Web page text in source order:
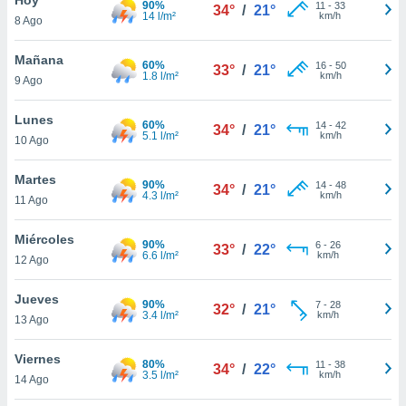
en
más
nuestra
de
cookies
aceptar
8 Ago
90%
14 l/m²
34° / 21° 11 - 33
km/h
Mañana
9 Ago
60%
1.8 l/m²
33° / 21° 16- 50
km/h
Lunes
10 Ago
60%
5.1 l/m²
34° / 21° 14- 42
km/h
Martes
11 Ago
90%
4.3 l/m²
34° / 21° 14- 48
km/h
Miércoles
12 Ago
90%
6.6 l/m²
33° / 22° 6- 26
km/h
Jueves
13 Ago
90%
3.4 l/m²
32° / 21° 7- 28
km/h
Viernes
14 Ago
80%
3.5 l/m²
34° / 22° 11 - 38
km/h